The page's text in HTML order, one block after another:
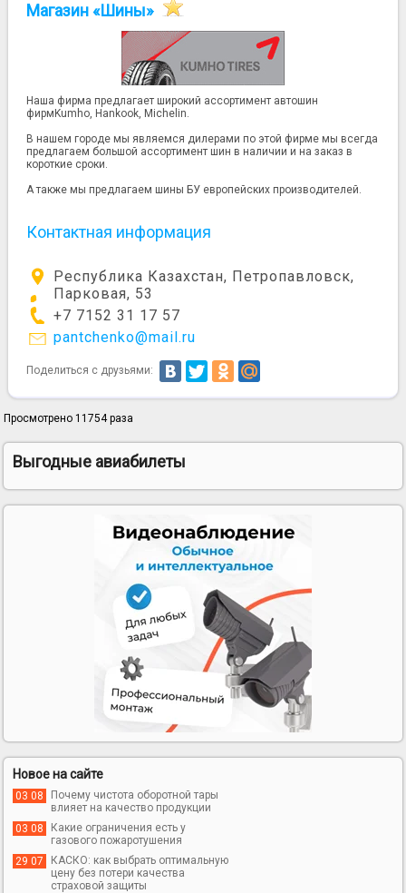
Магазин «Шины»
Наша фирма предлагает широкий ассортимент автошин
фирмKumho, Hankook, Michelin.
В нашем городе мы являемся дилерами по этой фирме мы всегда
предлагаем большой ассортимент шин в наличии и на заказ в
короткие сроки.
А также мы предлагаем шины БУ европейских производителей.
Контактная информация
Республика Казахстан, Петропавловск,
Парковая, 53
+7 7152 31 17 57
pantchenko@mail.ru
Поделиться с друзьями:
Просмотрено 11754 раза
Выгодные авиабилеты
Новое на сайте
03 08
Почему чистота оборотной тары
влияет на качество продукции
03 08
Какие ограничения есть у
газового пожаротушения
29 07
КАСКО: как выбрать оптимальную
цену без потери качества
страховой защиты